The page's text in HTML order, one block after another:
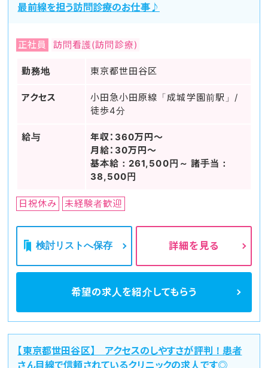
最前線を担う訪問診療のお仕事♪
正社員 訪問看護(訪問診療)
勤務地 東京都世田谷区
アクセス
小田急小田原線「成城学園前駅」/
徒歩4分
給与
年収：360万円～
月給：30万円～
基本給：261,500円～ 諸手当：
38,500円
日祝休み 未経験者歓迎
検討リストへ保存 詳細を見る
希望の求人を紹介してもらう
【東京都世田谷区】 アクセスのしやすさが評判！患者
さん目線で信頼されているクリニックの求人です◎